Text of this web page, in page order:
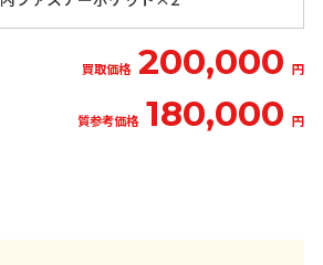
買取価格 200,000 円
質参考価格 180,000 円